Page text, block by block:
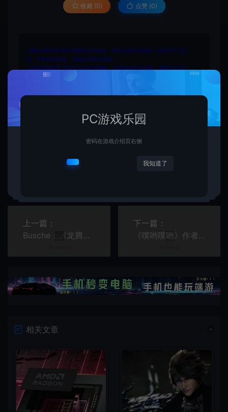
收藏 (0) 点赞 (0)
1.网站内所有文件均为网络共享资源，本站仅做打包整理。仅用于学习交
流，严禁商业用途，否则自行承担后果。
2.所有资源请于下载后24小时内删除。如需体验更多乐趣，请购买正版！
3.所有内容均来自互联网。如侵犯您的版权或利益请发送邮件：
上一篇：
Busche：《龙腾世纪4》有差评 但没想到如此糟糕
下一篇：
《噗哟噗哟》作者谈游戏开发 游戏的乐趣由规则决定
相关文章
PC游戏乐园
密码在游戏介绍页右侧
我知道了